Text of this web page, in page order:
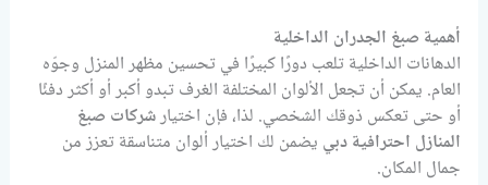
أهمية صبغ الجدران الداخلية
الدهانات الداخلية تلعب دورًا كبيرًا في تحسين مظهر المنزل وجوّه
العام. يمكن أن تجعل الألوان المختلفة الغرف تبدو أكبر أو أكثر دفئًا
أو حتى تعكس ذوقك الشخصي. لذا، فإن اختيارشركات صبغ
المنازل احترافية دبي يضمن لك اختيار ألوان متناسقة تعزز من
جمال المكان.